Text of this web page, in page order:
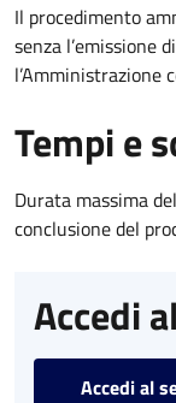
Il procedimento
senza l’emissione
l’Amministrazione
Tempi e
Durata massima
conclusione del
Accedi
Accedi al